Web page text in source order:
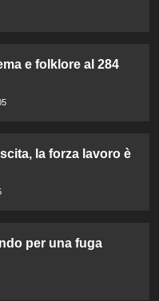
e folklore al 284
la forza lavoro è
per una fuga